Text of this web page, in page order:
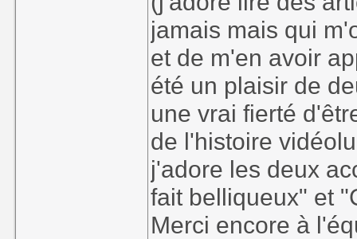
jamais mais qui
et de m'en avoir
été un plaisir de
une vrai fierté
de l'histoire
j'adore les deux
fait belliqueux" et
Merci encore à